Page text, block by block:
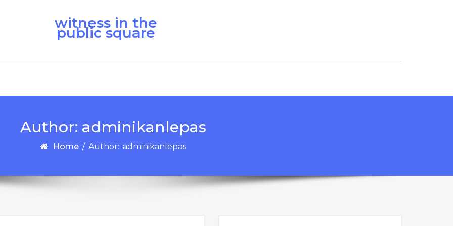
witness in the
public square
Author: adminikanlepas
Home / Author: adminikanlepas